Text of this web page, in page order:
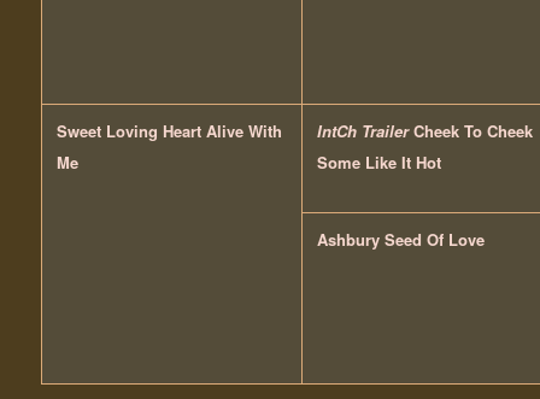
Sweet Loving Heart Alive With
Me
IntCh TrailerCheek To Cheek
Some Like It Hot
Ashbury Seed Of Love